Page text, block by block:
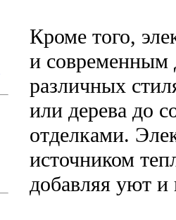
Кроме того,
и современным
различных
или дерева до
отделками.
источником
добавляя уют